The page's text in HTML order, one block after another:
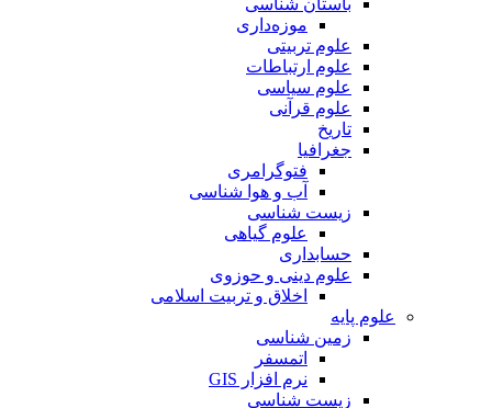
موزه‌داری
علوم تربیتی
علوم ارتباطات
علوم سیاسی
علوم قرآنی
تاریخ
جغرافیا
فتوگرامری
آب و هوا شناسی
زیست شناسی
علوم گیاهی
حسابداری
علوم دینی و حوزوی
اخلاق و تربیت اسلامی
علوم پایه
زمین شناسی
اتمسفر
نرم افزار GIS
زیست شناسی